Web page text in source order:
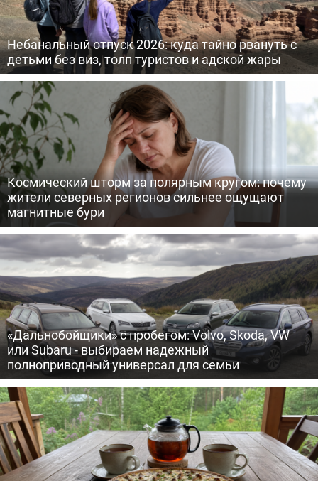
Небанальный отпуск 2026: куда тайно рвануть с
детьми без виз, толп туристов и адской жары
Космический шторм за полярным кругом: почему
жители северных регионов сильнее ощущают
магнитные бури
«Дальнобойщики» с пробегом: Volvo, Skoda, VW
или Subaru - выбираем надежный
полноприводный универсал для семьи